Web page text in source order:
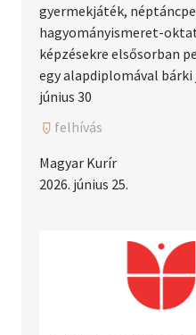
gyermekjáték,
hagyományismeret-
képzésekre elsősorban
egy alapdiplomával
június 30
felhívás
Magyar Kurír
2026. június 25.